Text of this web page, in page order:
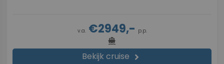
v.a.€2949,- p.p.
directions_boat
Bekijk cruise chevron_right